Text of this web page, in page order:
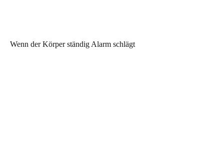
Wenn der Körper ständig Alarm schlägt